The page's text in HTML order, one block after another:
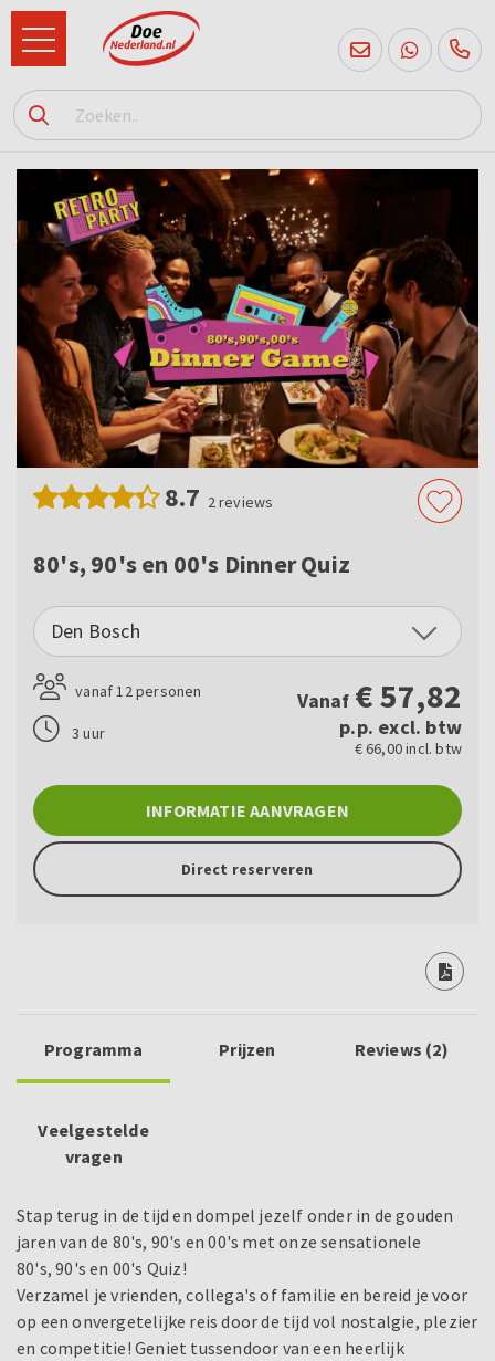
085
760
8.7 2reviews
80's, 90's en 00's Dinner Quiz
Den Bosch
vanaf 12 personen
3 uur
Vanaf €57,82
p.p. excl. btw
€ 66,00 incl. btw
INFORMATIE AANVRAGEN
Direct reserveren
Programma Prijzen Reviews (2)
Veelgestelde
vragen
Stap terug in de tijd en dompel jezelf onder in de gouden
jaren van de 80's, 90's en 00's met onze sensationele
80's, 90's en 00's Quiz!
Verzamel je vrienden, collega's of familie en bereid je voor
op een onvergetelijke reis door de tijd vol nostalgie, plezier
en competitie! Geniet tussendoor van een heerlijk